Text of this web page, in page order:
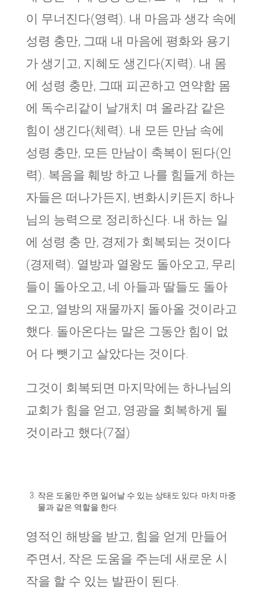
이 무너진다(영력). 내 마음과 생각 속에
성령 충만, 그때 내 마음에 평화와 용기
가 생기고, 지혜도 생긴다(지력). 내 몸
에 성령 충만, 그때 피곤하고 연약함 몸
에 독수리같이 날개치 며 올라감 같은
힘이 생긴다(체력). 내 모든 만남 속에
성령 충만, 모든 만남이 축복이 된다(인
력). 복음을 훼방 하고 나를 힘들게 하는
자들은 떠나가든지, 변화시키든지 하나
님의 능력으로 정리하신다. 내 하는 일
에 성령 충 만, 경제가 회복되는 것이다
(경제력). 열방과 열왕도 돌아오고, 무리
들이 돌아오고, 네 아들과 딸들도 돌아
오고, 열방의 재물까지 돌아올 것이라고
했다. 돌아온다는 말은 그동안 힘이 없
어 다 뺏기고 살았다는 것이다.
그것이 회복되면 마지막에는 하나님의
교회가 힘을 얻고, 영광을 회복하게 될
것이라고 했다(7절)
작은 도움만 주면 일어날 수 있는 상태도 있다. 마치 마중
물과 같은 역할을 한다.
영적인 해방을 받고, 힘을 얻게 만들어
주면서, 작은 도움을 주는데 새로운 시
작을 할 수 있는 발판이 된다.